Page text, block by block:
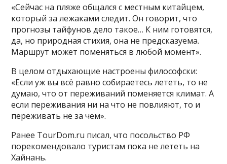
«Сейчас на пляже общался с местным китайцем,
который за лежаками следит. Он говорит, что
прогнозы тайфунов дело такое… К ним готовятся,
да, но природная стихия, она не предсказуема.
Маршрут может поменяться в любой момент».
В целом отдыхающие настроены философски:
«Если уж вы всё равно собираетесь лететь, то не
думаю, что от переживаний поменяется климат. А
если переживания ни на что не повлияют, то и
переживать не за чем».
Ранее TourDom.ru писал, что посольство РФ
порекомендовало туристам пока не лететь на
Хайнань.